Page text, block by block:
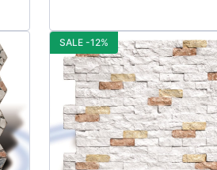
SALE -12%